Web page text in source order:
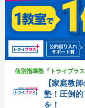
個別指導塾『トライプラス
【家庭教
塾！圧倒
を！